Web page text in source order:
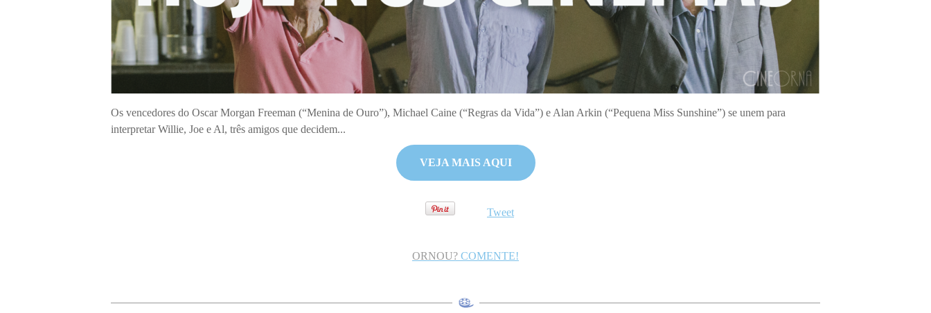
Os vencedores do Oscar Morgan Freeman (“Menina de Ouro”), Michael Caine (“Regras da Vida”) e Alan Arkin (“Pequena Miss Sunshine”) se unem para
interpretar Willie, Joe e Al, três amigos que decidem...
VEJA MAIS AQUI
Tweet
ORNOU? COMENTE!